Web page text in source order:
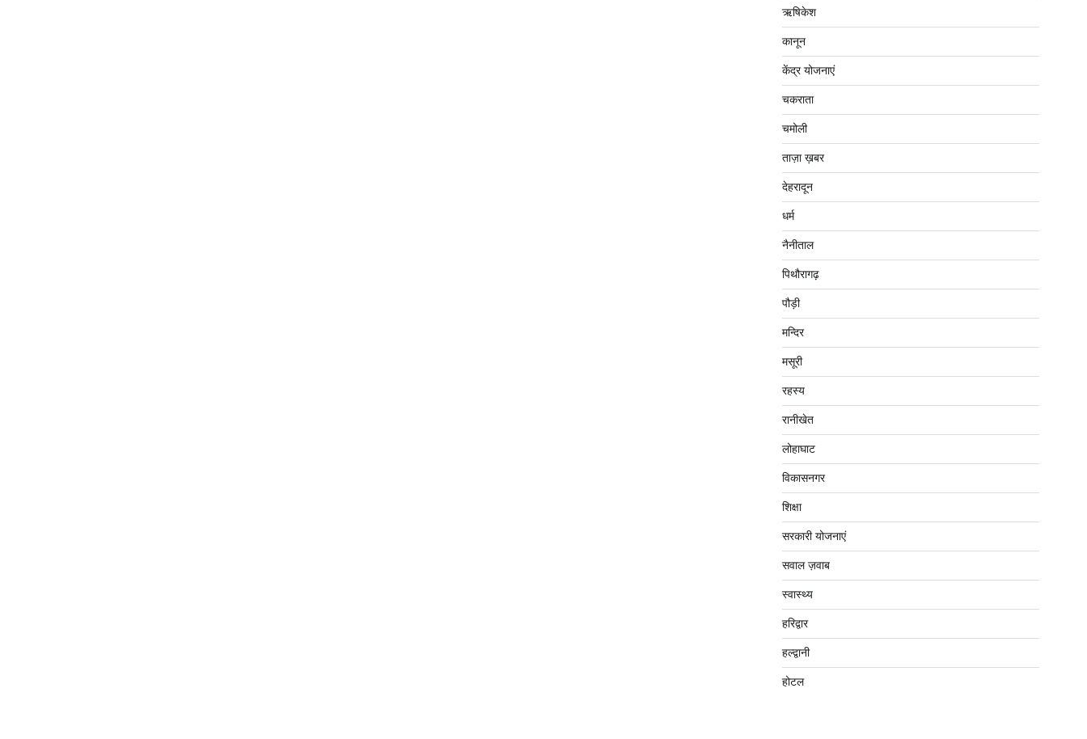
ऋषिकेश
कानून
केंद्र योजनाएं
चकराता
चमोली
ताज़ा ख़बर
देहरादून
धर्म
नैनीताल
पिथौरागढ़
पौड़ी
मन्दिर
मसूरी
रहस्य
रानीखेत
लोहाघाट
विकासनगर
शिक्षा
सरकारी योजनाएं
सवाल ज़वाब
स्वास्थ्य
हरिद्वार
हल्द्वानी
होटल